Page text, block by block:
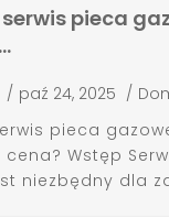
pieca
/ paź 24, 2025 /
pieca
Wstęp
niezbędny dla